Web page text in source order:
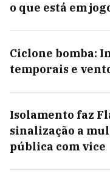
o que está em
Ciclone bomba:
temporais e
Isolamento faz
sinalização a
pública com vice